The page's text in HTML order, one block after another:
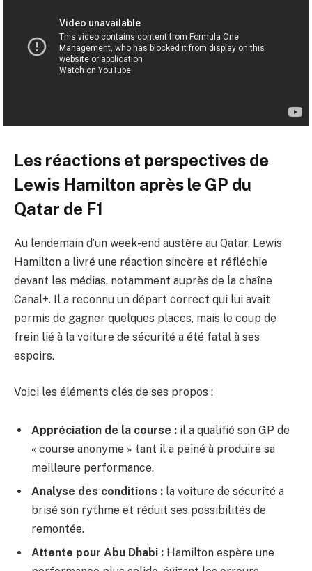
Les réactions et perspectives de
Lewis Hamilton après le GP du
Qatar de F1
Au lendemain d’un week-end austère au Qatar, Lewis
Hamilton a livré une réaction sincère et réfléchie
devant les médias, notamment auprès de la chaîne
Canal+. Il a reconnu un départ correct qui lui avait
permis de gagner quelques places, mais le coup de
frein lié à la voiture de sécurité a été fatal à ses
espoirs.
Voici les éléments clés de ses propos :
Appréciation de la course : il a qualifié son GP de
« course anonyme » tant il a peiné à produire sa
meilleure performance.
Analyse des conditions : la voiture de sécurité a
brisé son rythme et réduit ses possibilités de
remontée.
Attente pour Abu Dhabi : Hamilton espère une